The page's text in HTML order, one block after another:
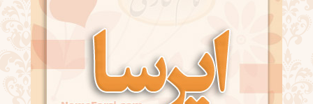
c
n
t